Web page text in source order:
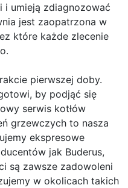
i umieją zdiagnozować
jest zaopatrzona w
które każde zlecenie
pierwszej doby.
by podjąć się
serwis kotłów
grzewczych to nasza
ekspresowe
jak Buderus,
są zawsze zadowoleni
w okolicach takich